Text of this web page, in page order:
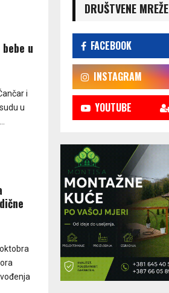
u
i
u
DRUŠTVENE MREŽE
FACEBOOK
INSTAGRAM
YOUTUBE